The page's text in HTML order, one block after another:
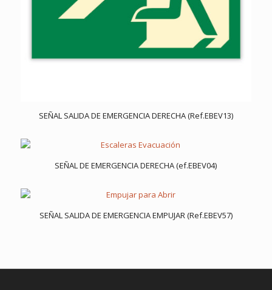
SEÑAL SALIDA DE EMERGENCIA DERECHA (Ref.EBEV13)
SEÑAL DE EMERGENCIA DERECHA (ef.EBEV04)
SEÑAL SALIDA DE EMERGENCIA EMPUJAR (Ref.EBEV57)